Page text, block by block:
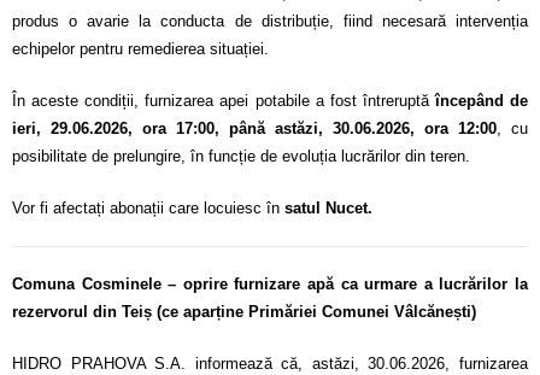
produs o avarie la conducta de distribuție, fiind necesară intervenția
echipelor pentru remedierea situației.
În aceste condiții, furnizarea apei potabile a fost întreruptăîncepând de
ieri, 29.06.2026, ora 17:00, până astăzi, 30.06.2026, ora 12:00 , cu
posibilitate de prelungire, în funcție de evoluția lucrărilor din teren.
Vor fi afectați abonații care locuiesc în satul Nucet.
Comuna Cosminele – oprire furnizare apă ca urmare a lucrărilor la
rezervorul din Teiș (ce aparține Primăriei Comunei Vâlcănești)
HIDRO PRAHOVA S.A. informează că, astăzi, 30.06.2026, furnizarea